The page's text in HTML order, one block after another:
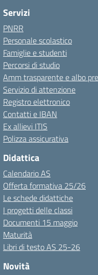
Servizi
PNRR
Personale scolastico
Famiglie e studenti
Percorsi di studio
Amm trasparente e albo
Servizio di attenzione
Registro elettronico
Contatti e IBAN
Ex allievi ITIS
Polizza assicurativa
Didattica
Calendario AS
Offerta formativa 25/26
Le schede didattiche
I progetti delle classi
Documenti 15 maggio
Maturità
Libri di testo AS 25-26
Novità